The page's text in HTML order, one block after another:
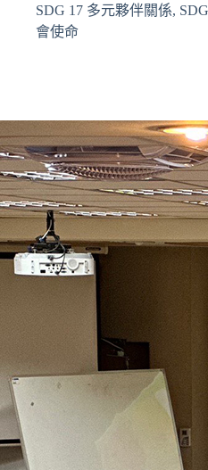
SDG 17 多元夥伴關係,
會使命